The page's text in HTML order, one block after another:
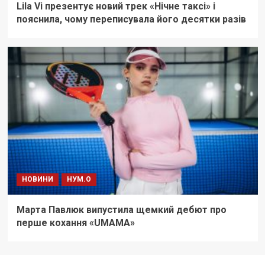
Lila Vi презентує новий трек «Нічне таксі» і
пояснила, чому переписувала його десятки разів
НОВИНИ НУМ.О
Марта Павлюк випустила щемкий дебют про
перше кохання «UМАМА»